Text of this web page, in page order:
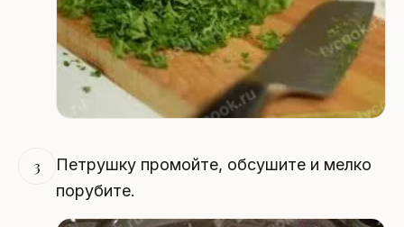
3
Петрушку промойте, обсушите и мелко
порубите.